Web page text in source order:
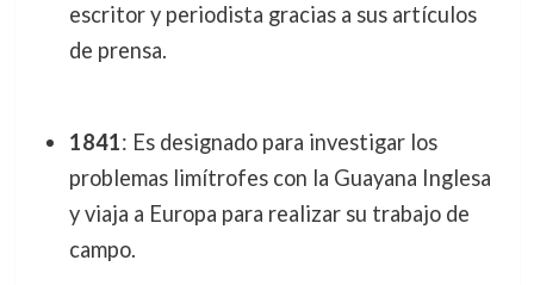
escritor y periodista gracias a sus artículos
de prensa.
1841: Es designado para investigar los
problemas limítrofes con la Guayana Inglesa
y viaja a Europa para realizar su trabajo de
campo.